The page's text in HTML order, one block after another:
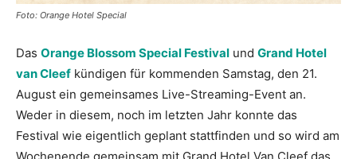
Foto: Orange Hotel Special
Das Orange Blossom Special Festival und Grand Hotel
van Cleef kündigen für kommenden Samstag, den 21.
August ein gemeinsames Live-Streaming-Event an.
Weder in diesem, noch im letzten Jahr konnte das
Festival wie eigentlich geplant stattfinden und so wird am